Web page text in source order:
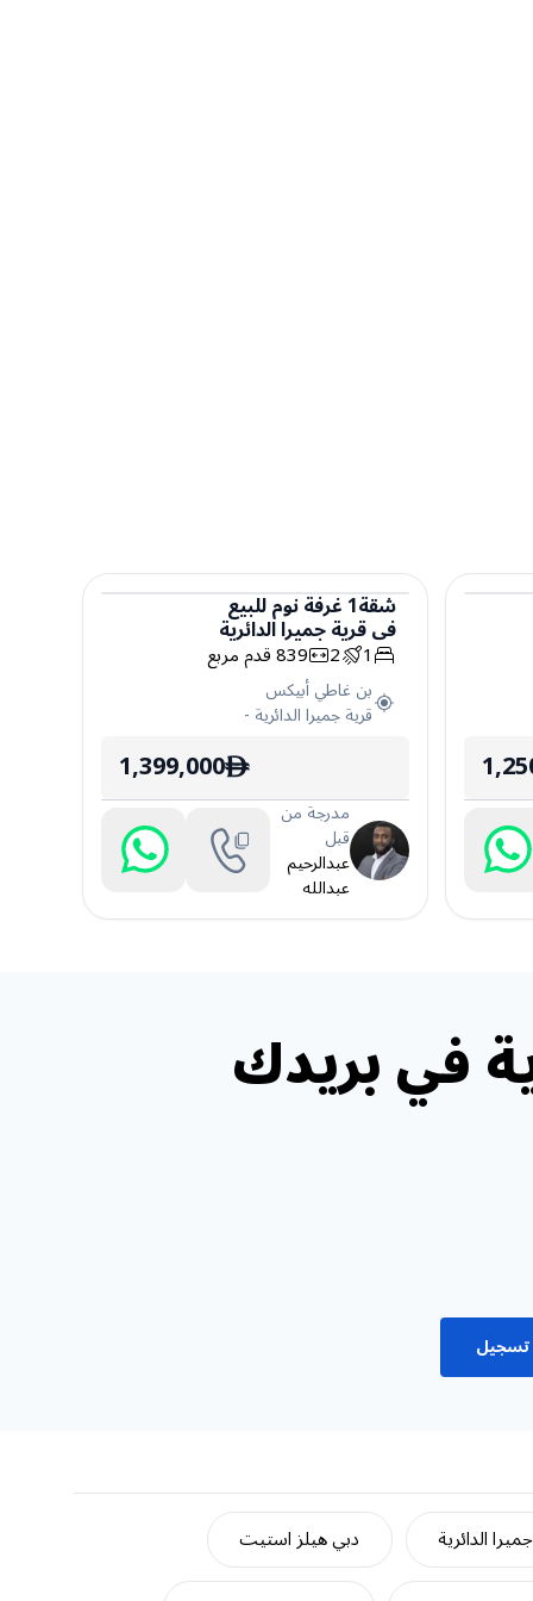
شقة
شقة1غرفة نومللبيع
فيقرية جميرا الدائرية
1
2
839قدم مربع
بن غاطي أبيكس
قرية جميرا الدائرية -
ê
1,399,000
مدرجة من
قبل
عبدالرحيم
عبدالله
في بريدك
تسجيل
الدائرية
دبي هيلز استيت